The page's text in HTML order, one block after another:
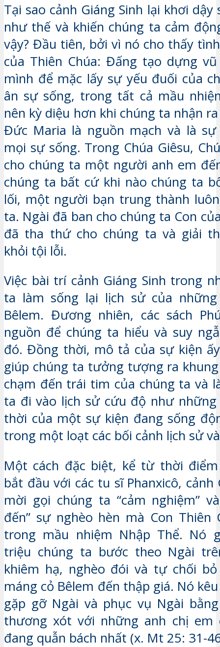
Tại sao cảnh Giáng Sinh lại khơi dậy
như thế và khiến chúng ta cảm
vậy? Đầu tiên, bởi vì nó cho thấy
của Thiên Chúa: Đấng tạo dựng
mình để mặc lấy sự yếu đuối của
ân sự sống, trong tất cả mầu
nên kỳ diệu hơn khi chúng ta nhận
Đức Maria là nguồn mạch và là
mọi sự sống. Trong Chúa Giêsu,
cho chúng ta một người anh em
chúng ta bất cứ khi nào chúng ta
lối, một người bạn trung thành
ta. Ngài đã ban cho chúng ta Con
đã tha thứ cho chúng ta và giải
khỏi tội lỗi.
Việc bài trí cảnh Giáng Sinh trong
ta làm sống lại lịch sử của
Bêlem. Đương nhiên, các sách
nguồn để chúng ta hiểu và suy
đó. Đồng thời, mô tả của sự kiện
giúp chúng ta tưởng tượng ra
chạm đến trái tim của chúng ta và
ta đi vào lịch sử cứu độ như
thời của một sự kiện đang sống
trong một loạt các bối cảnh lịch sử
Một cách đặc biệt, kể từ thời
bắt đầu với các tu sĩ Phanxicô, cảnh
mời gọi chúng ta “cảm nghiệm”
đến” sự nghèo hèn mà Con Thiên
trong mầu nhiệm Nhập Thể. Nó
triệu chúng ta bước theo Ngài
khiêm hạ, nghèo đói và tự chối
máng cỏ Bêlem đến thập giá. Nó
gặp gỡ Ngài và phục vụ Ngài
thương xót với những anh chị em
đang quẫn bách nhất (x. Mt 25: 31-